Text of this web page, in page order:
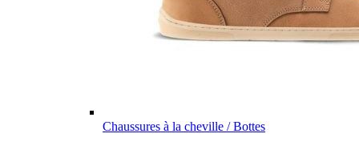
Chaussures à la cheville / Bottes